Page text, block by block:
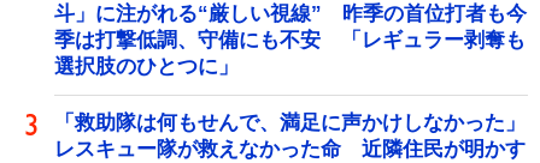
斗」に注がれる“厳しい視線” 昨季の首位打者も今
季は打撃低調、守備にも不安 「レギュラー剥奪も
選択肢のひとつに」
「救助隊は何もせんで、満足に声かけしなかった」
レスキュー隊が救えなかった命 近隣住民が明かす